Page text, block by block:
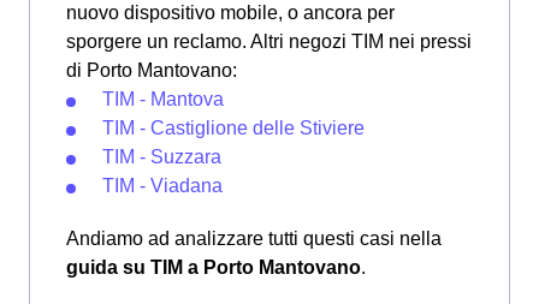
nuovo dispositivo mobile, o ancora per
sporgere un reclamo. Altri negozi TIM nei pressi
di Porto Mantovano:
TIM - Mantova
TIM - Castiglione delle Stiviere
TIM - Suzzara
TIM - Viadana
Andiamo ad analizzare tutti questi casi nella
guida su TIM a Porto Mantovano.